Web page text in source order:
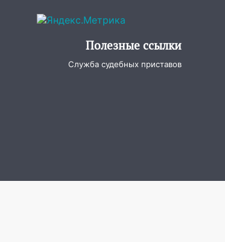
Полезные ссылки
Служба судебных приставов